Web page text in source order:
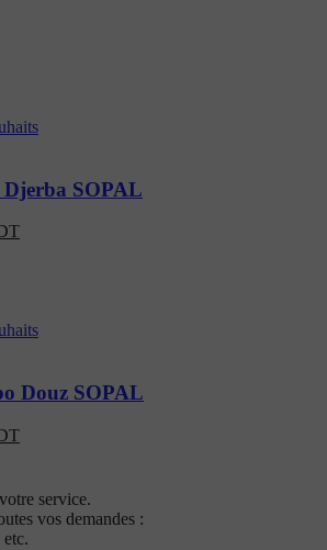
SOPAL
Douz SOPAL
service.
vos demandes :
etc.